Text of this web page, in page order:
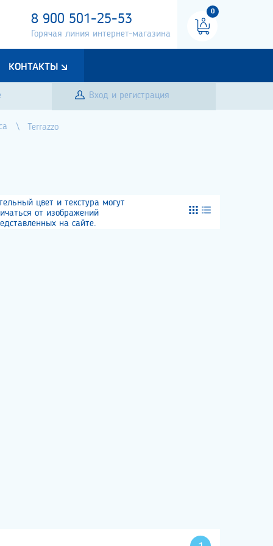
8 900 501-25-53
Горячая линия интернет-магазина
0
КОНТАКТЫ
Вход и регистрация
Terrazzo
цвет и текстура могут
от изображений
на сайте.